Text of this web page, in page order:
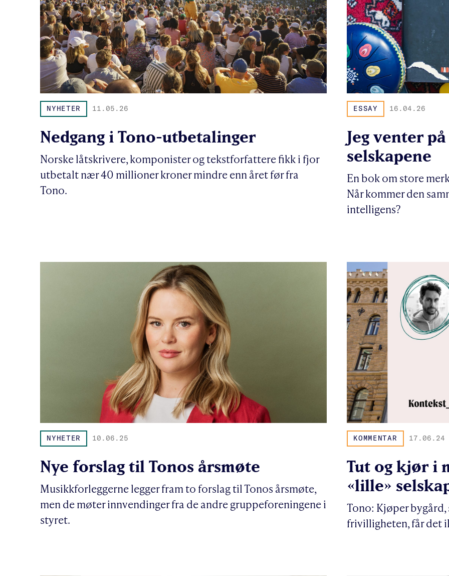
NYHETER 11.05.26
Nedgang i Tono-utbetalinger
Norske låtskrivere, komponister og tekstforfattere fikk i fjor
utbetalt nær 40 millioner kroner mindre enn året før fra
Tono.
ESSAY 16.04.26
Jeg venter
selskapene
En bok om store
Når kommer den
intelligens?
NYHETER 10.06.25
Nye forslag til Tonos årsmøte
Musikkforleggerne legger fram to forslag til Tonos årsmøte,
men de møter innvendinger fra de andre gruppeforeningene i
styret.
KOMMENTAR 17.06.24
Tut og kjør i
«lille»
Tono: Kjøper
frivilligheten, får det